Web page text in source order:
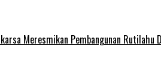
Meresmikan Pembangunan Rutilahu